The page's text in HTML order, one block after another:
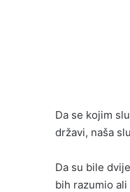
Da se kojim
državi, naša
Da su bile
bih razumio